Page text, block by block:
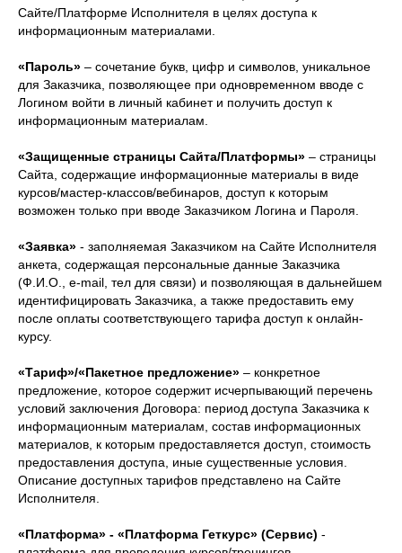
Сайте/Платформе Исполнителя в целях доступа к
информационным материалами.
«Пароль» – сочетание букв, цифр и символов, уникальное
для Заказчика, позволяющее при одновременном вводе с
Логином войти в личный кабинет и получить доступ к
информационным материалам.
«Защищенные страницы Сайта/Платформы» – страницы
Сайта, содержащие информационные материалы в виде
курсов/мастер-классов/вебинаров, доступ к которым
возможен только при вводе Заказчиком Логина и Пароля.
«Заявка» - заполняемая Заказчиком на Сайте Исполнителя
анкета, содержащая персональные данные Заказчика
(Ф.И.О., e-mail, тел для связи) и позволяющая в дальнейшем
идентифицировать Заказчика, а также предоставить ему
после оплаты соответствующего тарифа доступ к онлайн-
курсу.
«Тариф»/«Пакетное предложение» – конкретное
предложение, которое содержит исчерпывающий перечень
условий заключения Договора: период доступа Заказчика к
информационным материалам, состав информационных
материалов, к которым предоставляется доступ, стоимость
предоставления доступа, иные существенные условия.
Описание доступных тарифов представлено на Сайте
Исполнителя.
«Платформа» - «Платформа Геткурс» (Сервис) -